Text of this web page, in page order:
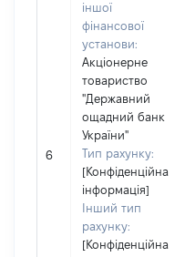
6
іншої
фінансової
установи:
Акціонерне
товариство
"Державний
ощадний банк
України"
Тип рахунку:
[Конфіденційна
інформація]
Інший тип
рахунку:
[Конфіденційна